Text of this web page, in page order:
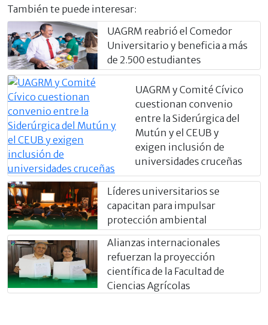
También te puede interesar:
UAGRM reabrió el Comedor
Universitario y beneficia a más
de 2.500 estudiantes
UAGRM y Comité Cívico
cuestionan convenio
entre la Siderúrgica del
Mutún y el CEUB y
exigen inclusión de
universidades cruceñas
Líderes universitarios se
capacitan para impulsar
protección ambiental
Alianzas internacionales
refuerzan la proyección
científica de la Facultad de
Ciencias Agrícolas